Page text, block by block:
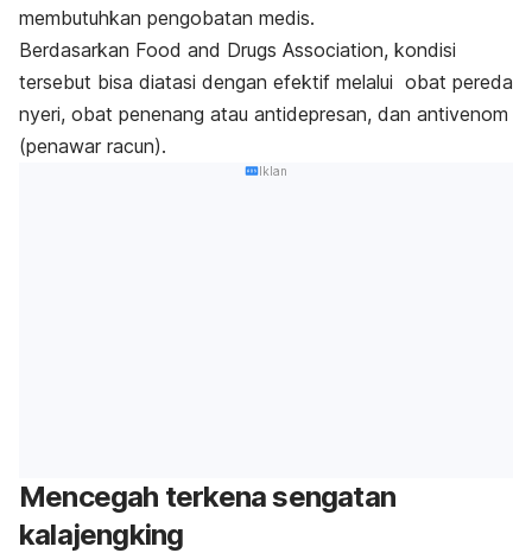
membutuhkan pengobatan medis.
Berdasarkan Food and Drugs Association, kondisi
tersebut bisa diatasi dengan efektif melalui obat pereda
nyeri, obat penenang atau antidepresan, dan antivenom
(penawar racun).
Iklan
Mencegah terkena sengatan
kalajengking